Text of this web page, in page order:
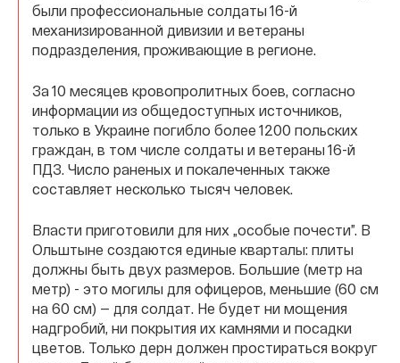
были профессиональные солдаты 16-й
механизированной дивизии и ветераны
подразделения, проживающие в регионе.
За 10 месяцев кровопролитных боев, согласно
информации из общедоступных источников,
только в Украине погибло более 1200 польских
граждан, в том числе солдаты и ветераны 16-й
ПДЗ. Число раненых и покалеченных также
составляет несколько тысяч человек.
Власти приготовили для них „особые почести”. В
Ольштыне создаются единые кварталы: плиты
должны быть двух размеров. Большие (метр на
метр) - это могилы для офицеров, меньшие (60 см
на 60 см) — для солдат. Не будет ни мощения
надгробий, ни покрытия их камнями и посадки
цветов. Только дерн должен простираться вокруг